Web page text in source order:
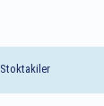
Stoktakiler